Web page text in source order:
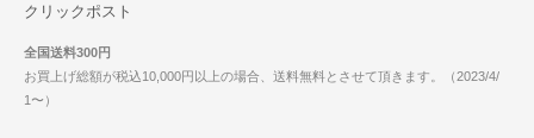
クリックポスト
全国送料300円
お買上げ総額が税込10,000円以上の場合、送料無料とさせて頂きます。（2023/4/
1〜）